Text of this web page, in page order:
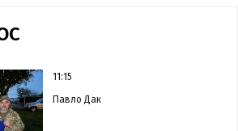
11:15
Павло Дак